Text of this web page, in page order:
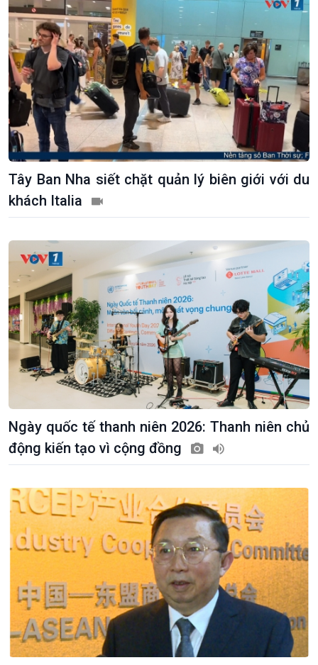
Văn hoá & Du lịch
Tin Văn hoá & Du lịch
Chát với người nổi tiếng
Câu chuyện Thể thao
Multimedia
Ảnh
Video
Infographic
E-Magazine
Tây Ban Nha siết chặt quản lý biên giới với du
khách Italia
Ngày quốc tế thanh niên 2026: Thanh niên chủ
động kiến tạo vì cộng đồng